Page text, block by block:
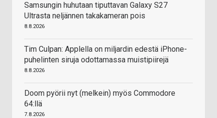
Samsungin huhutaan tiputtavan Galaxy S27
Ultrasta neljännen takakameran pois
8.8.2026
Tim Culpan: Applella on miljardin edestä iPhone-
puhelinten siruja odottamassa muistipiirejä
8.8.2026
Doom pyörii nyt (melkein) myös Commodore
64:llä
7.8.2026